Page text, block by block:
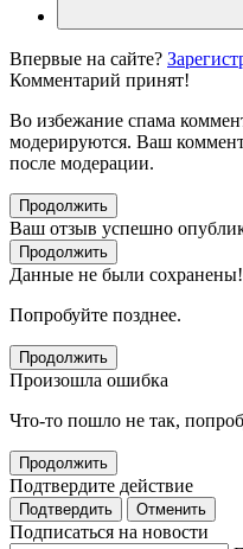
Впервые на сайте?
Комментарий принят!
Во избежание спама
модерируются. Ваш
после модерации.
Продолжить
Ваш отзыв успешно
Продолжить
Данные не были сохранены!
Попробуйте позднее.
Продолжить
Произошла ошибка
Что-то пошло не так,
Продолжить
Подтвердите действие
Подтвердить Отменить
Подписаться на новости